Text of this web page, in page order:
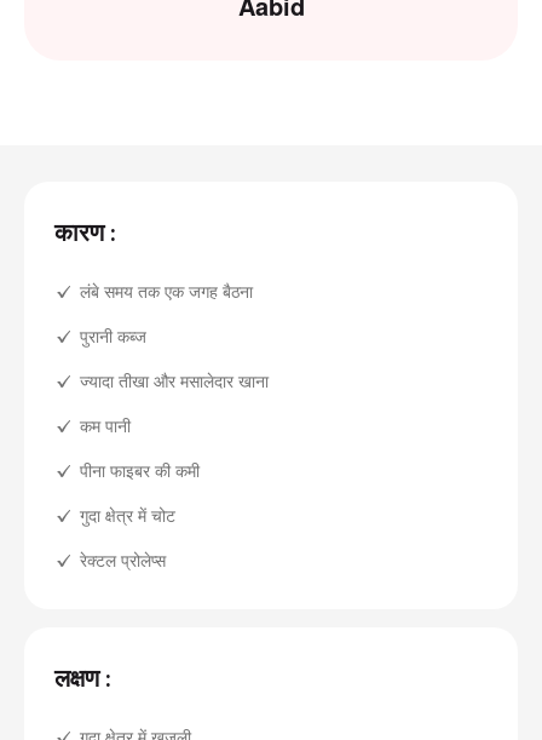
कारण :
लंबे समय तक एक जगह बैठना
पुरानी कब्ज
ज्यादा तीखा और मसालेदार खाना
कम पानी
पीना फाइबर की कमी
गुदा क्षेत्र में चोट
रेक्टल प्रोलेप्स
लक्षण :